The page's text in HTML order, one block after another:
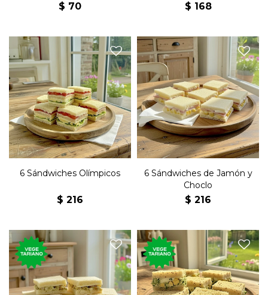
$ 70 $ 168
Seis sándwiches de copetín
olímpicos con jamón, queso,
lechuga, tomate, huevo
duro, manteca y mayonesa
en pan blanco.
6 Sándwiches Olímpicos
$ 216
Seis sándwiches de copetín
con choclo, jamón, huevo y
mayonesa en pan blanco.
6 Sándwiches de Jamón y
Choclo
$ 216
Seis sándwiches de copetín
con aceitunas verdes, queso
Seis sándwiches de copetín
con rúcula, nuez, huevo y